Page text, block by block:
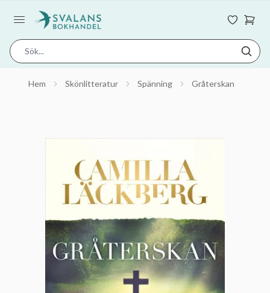
Hem Skönlitteratur Spänning Gråterskan